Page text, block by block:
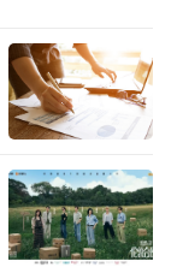
，2023年，
方面聚焦核
品质量和品